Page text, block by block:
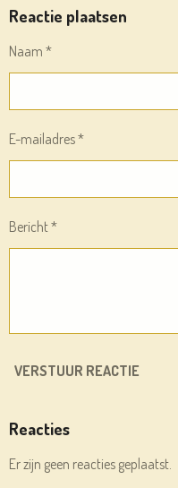
E
N
L
R
E
E
N
Reactie plaatsen
Naam *
E-mailadres *
Bericht *
VERSTUUR REACTIE
Reacties
Er zijn geen reacties geplaatst.